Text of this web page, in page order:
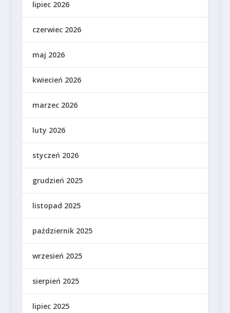
lipiec 2026
czerwiec 2026
maj 2026
kwiecień 2026
marzec 2026
luty 2026
styczeń 2026
grudzień 2025
listopad 2025
październik 2025
wrzesień 2025
sierpień 2025
lipiec 2025